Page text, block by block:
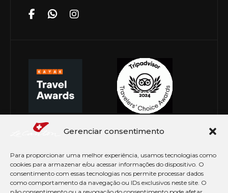
Gerenciar consentimento
Para proporcionar uma melhor experiência, usamos tecnologias como
cookies para armazenar e/ou acessar informações do dispositivo. O
consentimento com essas tecnologias nos permite processar dados
como comportamento da navegação ou IDs exclusivos neste site. O